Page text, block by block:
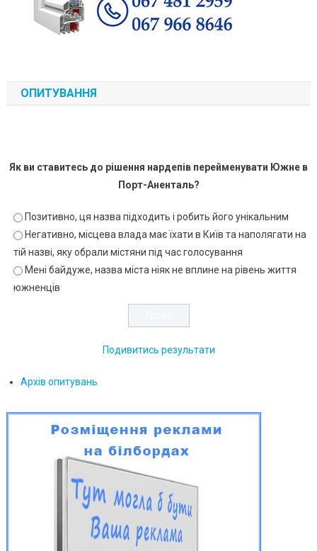
ОПИТУВАННЯ
Як ви ставитесь до рішення нардепів перейменувати Южне в
Порт-Аненталь?
Позитивно, ця назва підходить і робить його унікальним
Негативно, місцева влада має їхати в Київ та наполягати на
тій назві, яку обрали містяни під час голосування
Мені байдуже, назва міста ніяк не вплине на рівень життя
южненців
Подивитись результати
Архів опитувань